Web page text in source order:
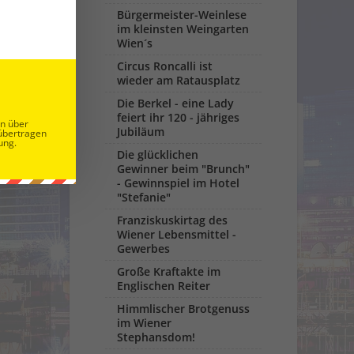
Bürgermeister-Weinlese
im kleinsten Weingarten
Wien´s
Circus Roncalli ist
wieder am Ratausplatz
Die Berkel - eine Lady
feiert ihr 120 - jähriges
Jubiläum
Die glücklichen
Gewinner beim "Brunch"
- Gewinnspiel im Hotel
"Stefanie"
Franziskuskirtag des
Wiener Lebensmittel -
Gewerbes
Große Kraftakte im
Englischen Reiter
Himmlischer Brotgenuss
im Wiener
Stephansdom!
über